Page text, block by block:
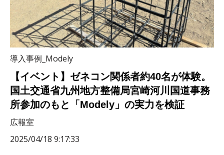
導入事例_Modely
【イベント】ゼネコン関係者約40名が体験。
国土交通省九州地方整備局宮崎河川国道事務
所参加のもと「Modely」の実力を検証
広報室
2025/04/18 9:17:33